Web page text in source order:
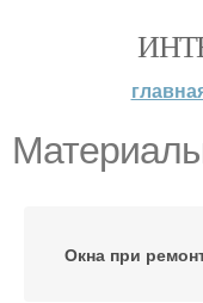
Окна при